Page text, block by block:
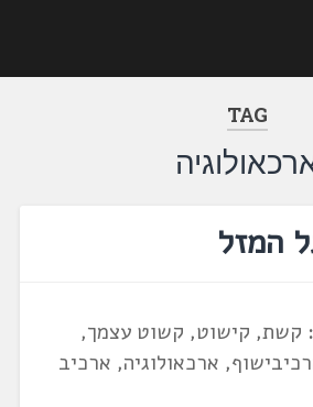
TAG
המזל
קשת, קישוט, קשוט עצמך,
ארכאולוגיה, ארכיב